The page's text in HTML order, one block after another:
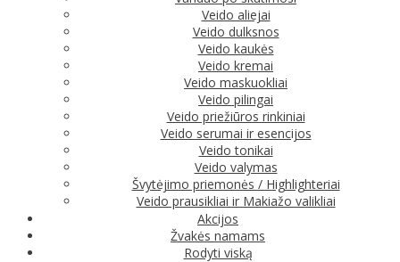
Veido aliejai
Veido dulksnos
Veido kaukės
Veido kremai
Veido maskuokliai
Veido pilingai
Veido priežiūros rinkiniai
Veido serumai ir esencijos
Veido tonikai
Veido valymas
Švytėjimo priemonės / Highlighteriai
Veido prausikliai ir Makiažo valikliai
Akcijos
Žvakės namams
Rodyti viską